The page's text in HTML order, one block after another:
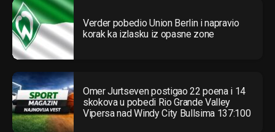
Verder pobedio Union Berlin i napravio
korak ka izlasku iz opasne zone
Omer Jurtseven postigao 22 poena i 14
skokova u pobedi Rio Grande Valley
Vipersa nad Windy City Bullsima 137:100